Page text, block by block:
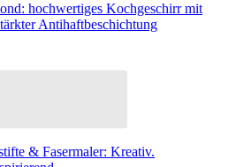
hochwertiges Kochgeschirr mit
Antihaftbeschichtung
& Fasermaler: Kreativ.